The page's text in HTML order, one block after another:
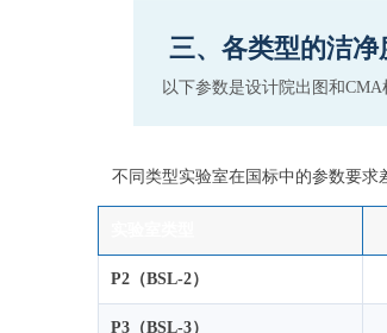
三、各类型的洁
以下参数是设计院出图和
不同类型实验室在国标中的参数要求
P2（BSL-2）
P3（BSL-3）